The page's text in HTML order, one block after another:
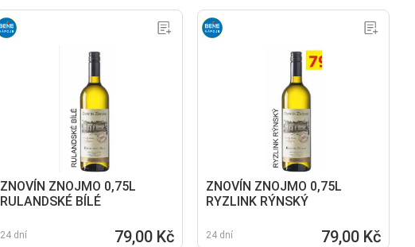
ZNOVÍN ZNOJMO 0,75L
RULANDSKÉ BÍLÉ
24 dní 79,00 Kč
ZNOVÍN ZNOJMO 0,75L
RYZLINK RÝNSKÝ
24 dní 79,00 Kč